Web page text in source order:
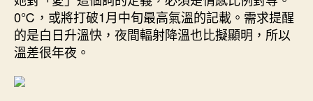
響
我
國〉
0℃，或將打破1月中旬最高氣溫的記載。需求提醒
的是白日升溫快，夜間輻射降溫也比擬顯明，所以
溫差很年夜。